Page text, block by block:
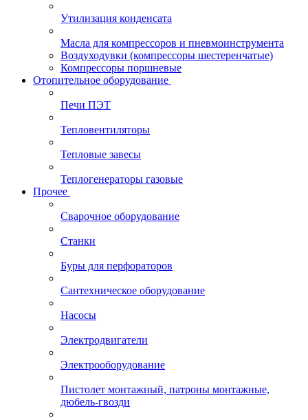
Утилизация конденсата
Масла для компрессоров и пневмоинструмента
Воздуходувки (компрессоры шестеренчатые)
Компрессоры поршневые
Отопительное оборудование
Печи ПЭТ
Тепловентиляторы
Тепловые завесы
Теплогенераторы газовые
Прочее
Сварочное оборудование
Станки
Буры для перфораторов
Сантехническое оборудование
Насосы
Электродвигатели
Электрооборудование
Пистолет монтажный, патроны монтажные,
дюбель-гвозди